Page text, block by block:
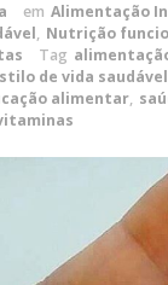
em Alimentação
, Nutrição
Tag
de vida saudável
alimentar,